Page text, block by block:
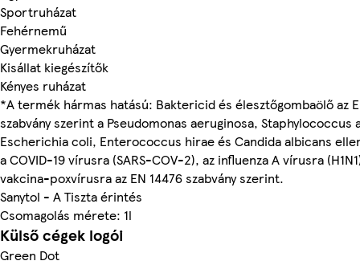
Sportruházat
Fehérnemű
Gyermekruházat
Kisállat kiegészítők
Kényes ruházat
*A termék hármas hatású: Baktericid és élesztőgombaölő az
szabvány szerint a Pseudomonas aeruginosa, Staphylococcus
Escherichia coli, Enterococcus hirae és Candida albicans
a COVID-19 vírusra (SARS-COV-2), az influenza A vírusra
vakcina-poxvírusra az EN 14476 szabvány szerint.
Sanytol - A Tiszta érintés
Csomagolás mérete: 1l
Külső cégek logói
Green Dot